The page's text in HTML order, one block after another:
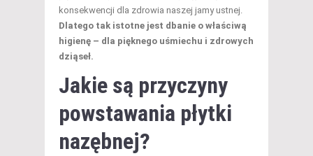
konsekwencji dla zdrowia naszej jamy ustnej.
Dlatego tak istotne jest dbanie o właściwą
higienę – dla pięknego uśmiechu i zdrowych
dziąseł.
Jakie są przyczyny
powstawania płytki
nazębnej?